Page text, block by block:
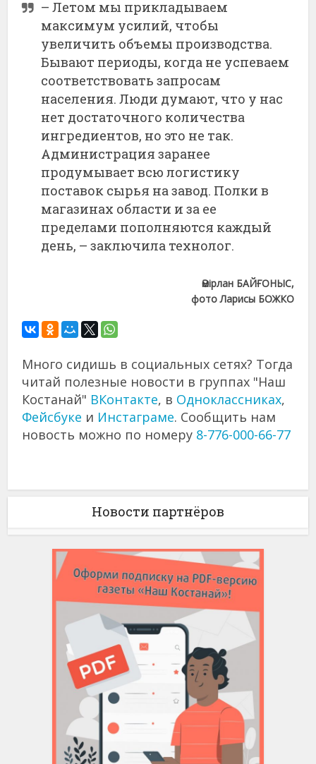
– Летом мы прикладываем
максимум усилий, чтобы
увеличить объемы производства.
Бывают периоды, когда не успеваем
соответствовать запросам
населения. Люди думают, что у нас
нет достаточного количества
ингредиентов, но это не так.
Администрация заранее
продумывает всю логистику
поставок сырья на завод. Полки в
магазинах области и за ее
пределами пополняются каждый
день, – заключила технолог.
Әмірлан БАЙҒОНЫС,
фото Ларисы БОЖКО
Много сидишь в социальных сетях? Тогда
читай полезные новости в группах "Наш
Костанай" ВКонтакте, в Одноклассниках,
Фейсбуке и Инстаграме. Сообщить нам
новость можно по номеру 8-776-000-66-77
Новости партнёров